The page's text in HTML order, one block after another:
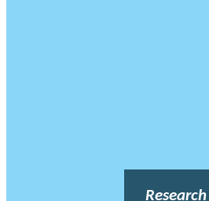
Research